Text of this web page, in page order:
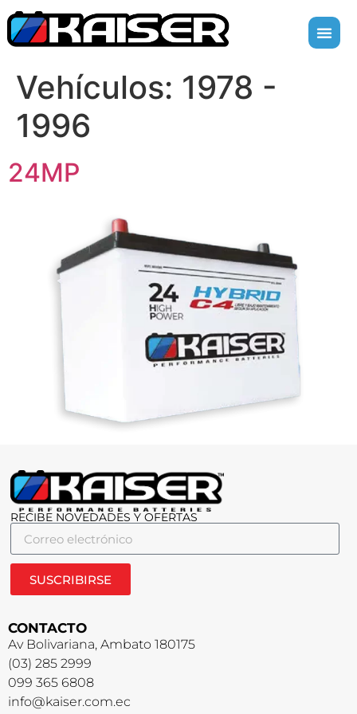
Vehículos: 1978 -
1996
24MP
RECIBE NOVEDADES Y OFERTAS
SUSCRIBIRSE
CONTACTO
Av Bolivariana, Ambato 180175
(03) 285 2999
099 365 6808
info@kaiser.com.ec